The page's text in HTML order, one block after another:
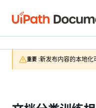
重要 :新发布内容的本地化